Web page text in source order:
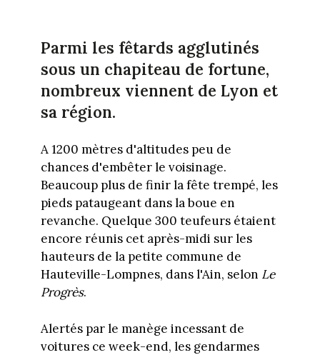
Parmi les fêtards agglutinés
sous un chapiteau de fortune,
nombreux viennent de Lyon et
sa région.
A 1200 mètres d'altitudes peu de
chances d'embêter le voisinage.
Beaucoup plus de finir la fête trempé, les
pieds pataugeant dans la boue en
revanche. Quelque 300 teufeurs étaient
encore réunis cet après-midi sur les
hauteurs de la petite commune de
Hauteville-Lompnes, dans l'Ain, selon Le
Progrès.
Alertés par le manège incessant de
voitures ce week-end, les gendarmes